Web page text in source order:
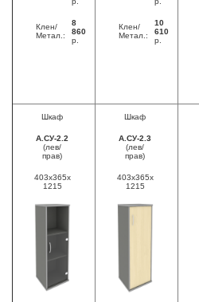
Клен/
Метал.:
8
860
р.
Клен/
Метал.:
10
610
р.
Шкаф
А.СУ-2.2
(лев/
прав)
403x365x
1215
Шкаф
А.СУ-2.3
(лев/
прав)
403x365x
1215